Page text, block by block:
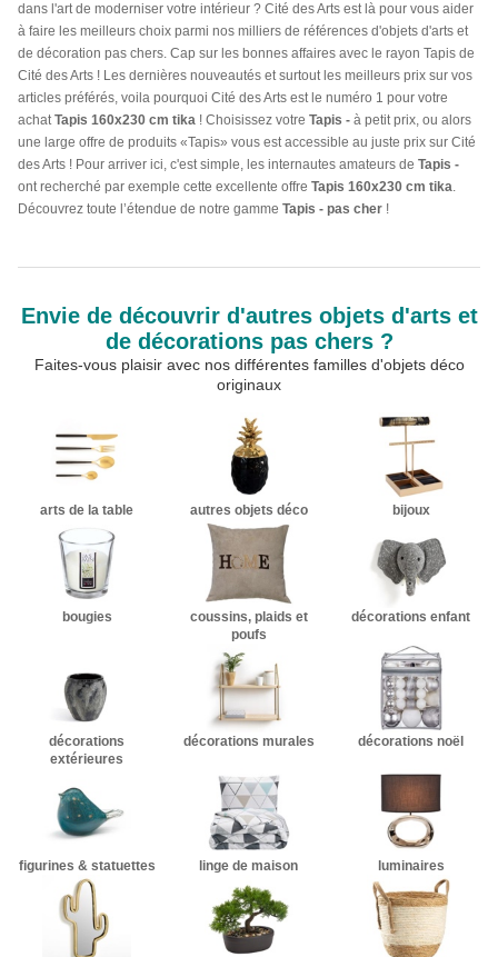
dans l'art de moderniser votre intérieur ? Cité des Arts est là pour vous aider
à faire les meilleurs choix parmi nos milliers de références d'objets d'arts et
de décoration pas chers. Cap sur les bonnes affaires avec le rayon Tapis de
Cité des Arts ! Les dernières nouveautés et surtout les meilleurs prix sur vos
articles préférés, voila pourquoi Cité des Arts est le numéro 1 pour votre
achatTapis 160x230 cm tika ! Choisissez votre Tapis - à petit prix, ou alors
une large offre de produits «Tapis» vous est accessible au juste prix sur Cité
des Arts ! Pour arriver ici, c'est simple, les internautes amateurs de Tapis -
ont recherché par exemple cette excellente offre Tapis 160x230 cm tika.
Découvrez toute l’étendue de notre gamme Tapis - pas cher !
Envie de découvrir d'autres objets d'arts et
de décorations pas chers ?
Faites-vous plaisir avec nos différentes familles d'objets déco
originaux
arts de la table autres objets déco bijoux
bougies
coussins, plaids et
poufs
décorations enfant
décorations
extérieures
décorations murales décorations noël
figurines & statuettes linge de maison luminaires